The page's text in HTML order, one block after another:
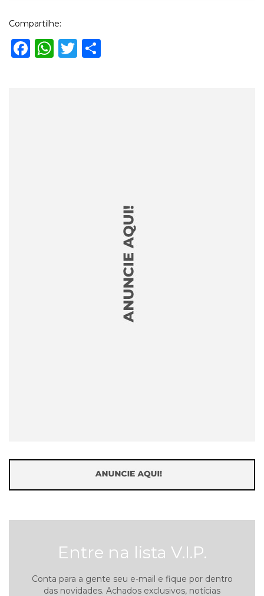
Compartilhe:
Facebook
WhatsApp
Twitter
Entre na lista V.I.P.
Conta para a gente seu e-mail e fique por dentro
das novidades. Achados exclusivos, notícias